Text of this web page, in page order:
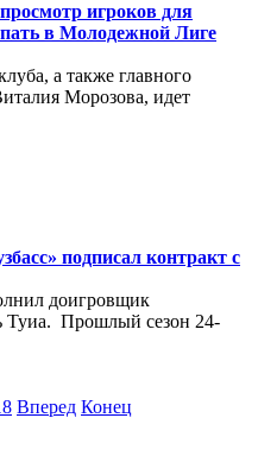
игроков для
в Молодежной Лиге
а также главного
Морозова, идет
подписал контракт с
доигровщик
Туиа. Прошлый сезон 24-
Вперед Конец